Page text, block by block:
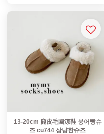
13-20cm 麂皮毛圈涼鞋 붕어빵슈
즈 cu744 상냥한슈즈